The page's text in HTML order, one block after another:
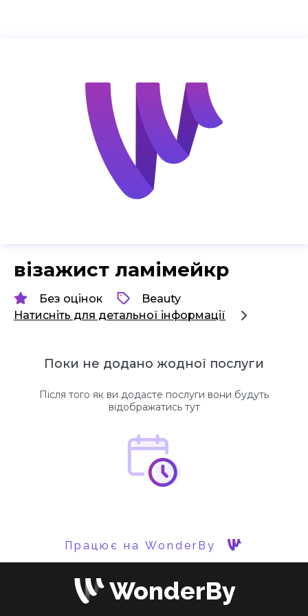
візажист ламімейкр
Без оцінок
Beauty
Натисніть для детальної інформації
Поки не додано жодної послуги
Після того як ви додасте послуги вони будуть
відображатись тут
Працює на WonderBy
WonderBy